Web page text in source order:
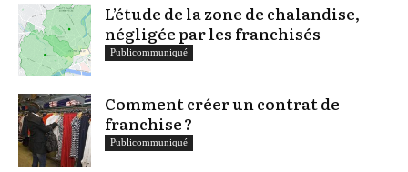
L’étude de la zone de chalandise,
négligée par les franchisés
Publicommuniqué
Comment créer un contrat de
franchise ?
Publicommuniqué